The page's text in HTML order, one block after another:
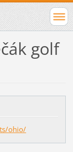
golf
ohio/